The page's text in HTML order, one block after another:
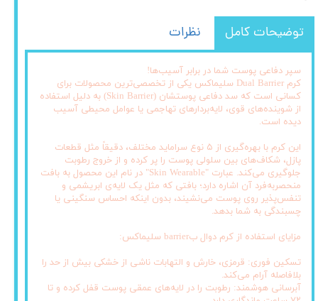
توضیحات کامل نظرات
سپر دفاعی پوست شما در برابر آسیب‌ها!
کرم Dual Barrier سلیماکس یکی از تخصصی‌ترین محصولات برای
کسانی است که سد دفاعی پوستشان (Skin Barrier) به دلیل استفاده
از شوینده‌های قوی، لایه‌بردارهای تهاجمی یا عوامل محیطی آسیب
دیده است.
این کرم با بهره‌گیری از ۵ نوع سراماید مختلف، دقیقاً مثل قطعات
پازل، شکاف‌های بین سلولی پوست را پر کرده و از خروج رطوبت
جلوگیری می‌کند. عبارت "Skin Wearable" در نام این محصول به بافت
منحصر‌به‌فرد آن اشاره دارد؛ بافتی که مثل یک لایه‌ی ابریشمی و
تنفس‌پذیر روی پوست می‌نشیند، بدون اینکه احساس سنگینی یا
چسبندگی به شما بدهد.
مزایای استفاده از کرم دوال بbarrier سلیماکس:
تسکین فوری: قرمزی، خارش و التهابات ناشی از خشکی بیش از حد را
بلافاصله آرام می‌کند.
آبرسانی هوشمند: رطوبت را در لایه‌های عمقی پوست قفل کرده و تا